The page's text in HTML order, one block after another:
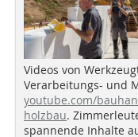
Videos von
Verarbeitungs- und
youtube.com/
holzbau.
spannende Inhalte